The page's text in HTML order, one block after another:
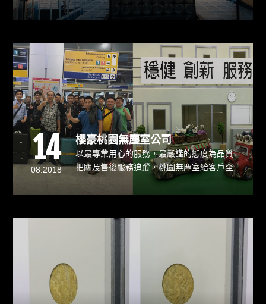
調廠商、無塵室設備廠商，並提供完善的出
廠證明，也配合工程顧問提供協助廠房申請
服務。
14
08.2018
櫻豪桃園無塵室公司
以最專業用心的服務，最嚴謹的態度為品質
把關及售後服務追蹤，桃園無塵室給客戶全
方位的協助以滿足客戶的需求，您的滿意就
是我們前進的動力。